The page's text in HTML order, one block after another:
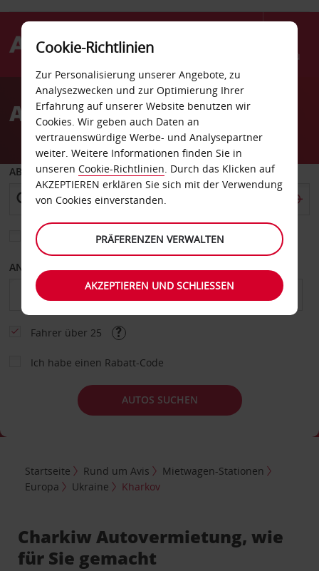
Menü
AvisAutovermietung Charkiw
ABHOLEN VON
Eine andere Rückgabestation auswählen
ANFANGSDATUM
Fahrer über 25
Ich habe einen Rabatt-Code
AUTOS SUCHEN
Startseite Rund um Avis
Mietwagen-Stationen
Europa
Ukraine Kharkov
Charkiw Autovermietung, wie
für Sie gemacht
Cookie-Richtlinien
Zur Personalisierung unserer Angebote, zu
Analysezwecken und zur Optimierung Ihrer
Erfahrung auf unserer Website benutzen wir
Cookies. Wir geben auch Daten an
vertrauenswürdige Werbe- und Analysepartner
weiter. Weitere Informationen finden Sie in
unseren Cookie-Richtlinien. Durch das Klicken auf
AKZEPTIEREN erklären Sie sich mit der Verwendung
von Cookies einverstanden.
PRÄFERENZEN VERWALTEN
AKZEPTIEREN UND SCHLIESSEN